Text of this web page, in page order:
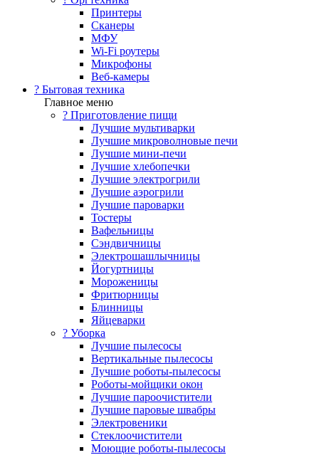
Принтеры
Сканеры
МФУ
Wi-Fi роутеры
Микрофоны
Веб-камеры
? Бытовая техника
Главное меню
? Приготовление пищи
Лучшие мультиварки
Лучшие микроволновые печи
Лучшие мини-печи
Лучшие хлебопечки
Лучшие электрогрили
Лучшие аэрогрили
Лучшие пароварки
Тостеры
Вафельницы
Сэндвичницы
Электрошашлычницы
Йогуртницы
Мороженицы
Фритюрницы
Блинницы
Яйцеварки
? Уборка
Лучшие пылесосы
Вертикальные пылесосы
Лучшие роботы-пылесосы
Роботы-мойщики окон
Лучшие пароочистители
Лучшие паровые швабры
Электровеники
Стеклоочистители
Моющие роботы-пылесосы